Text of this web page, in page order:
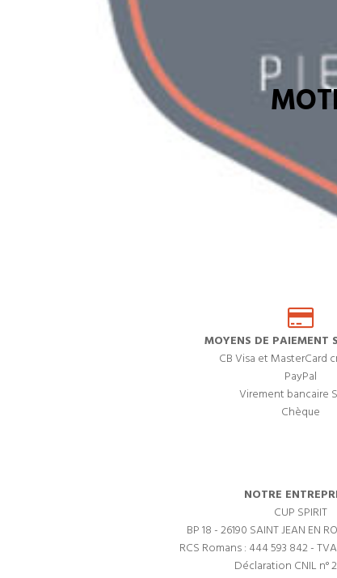
MOYENS DE PAIEMENT
CB Visa et MasterCard
PayPal
Virement bancaire
Chèque
NOTRE
CUP SPIRIT
BP 18 - 26190 SAINT JEAN EN
RCS Romans : 444 593 842 -
Déclaration CNIL n°